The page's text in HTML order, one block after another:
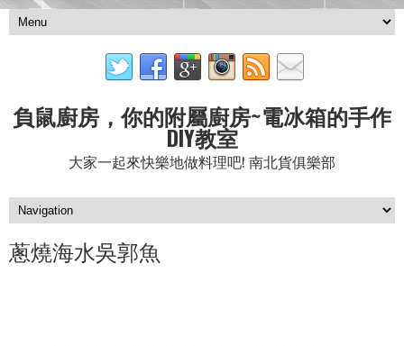
負鼠廚房，你的附屬廚房~電冰箱的手作
DIY教室
大家一起來快樂地做料理吧! 南北貨俱樂部
蔥燒海水吳郭魚